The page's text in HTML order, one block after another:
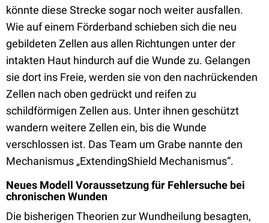
könnte diese Strecke sogar noch weiter ausfallen.
Wie auf einem Förderband schieben sich die neu
gebildeten Zellen aus allen Richtungen unter der
intakten Haut hindurch auf die Wunde zu. Gelangen
sie dort ins Freie, werden sie von den nachrückenden
Zellen nach oben gedrückt und reifen zu
schildförmigen Zellen aus. Unter ihnen geschützt
wandern weitere Zellen ein, bis die Wunde
verschlossen ist. Das Team um Grabe nannte den
Mechanismus „ExtendingShield Mechanismus“.
Neues Modell Voraussetzung für Fehlersuche bei
chronischen Wunden
Die bisherigen Theorien zur Wundheilung besagten,